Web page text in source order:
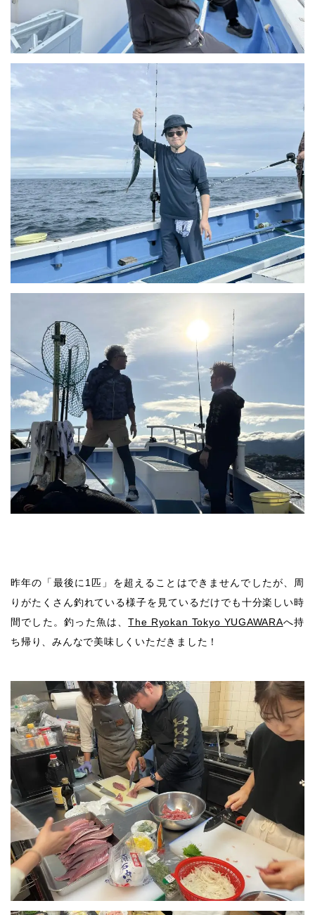
昨年の「最後に1匹」を超えることはできませんでしたが、周
りがたくさん釣れている様子を見ているだけでも十分楽しい時
間でした。釣った魚は、The Ryokan Tokyo YUGAWARAへ持
ち帰り、みんなで美味しくいただきました！